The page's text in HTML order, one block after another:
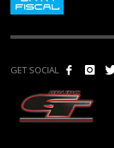
GET SOCIAL